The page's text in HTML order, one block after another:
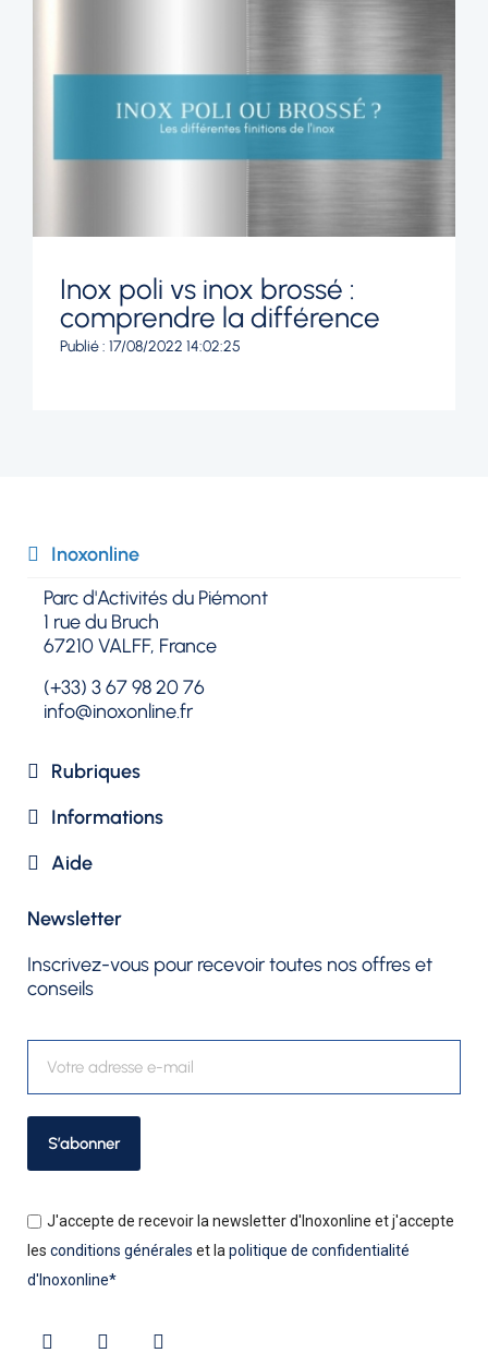
Inox poli vs inox brossé :
comprendre la différence
Publié : 17/08/2022 14:02:25
Inoxonline​
Parc d'Activités du Piémont
1 rue du Bruch
67210 VALFF, France
(+33) 3 67 98 20 76
info@inoxonline.fr
Rubriques​
Informations
Aide
Newsletter​
Inscrivez-vous pour recevoir toutes nos offres et
conseils
S’abonner
J'accepte de recevoir la newsletter d'Inoxonline et j'accepte
les conditions générales et lapolitique de confidentialité
d'Inoxonline*